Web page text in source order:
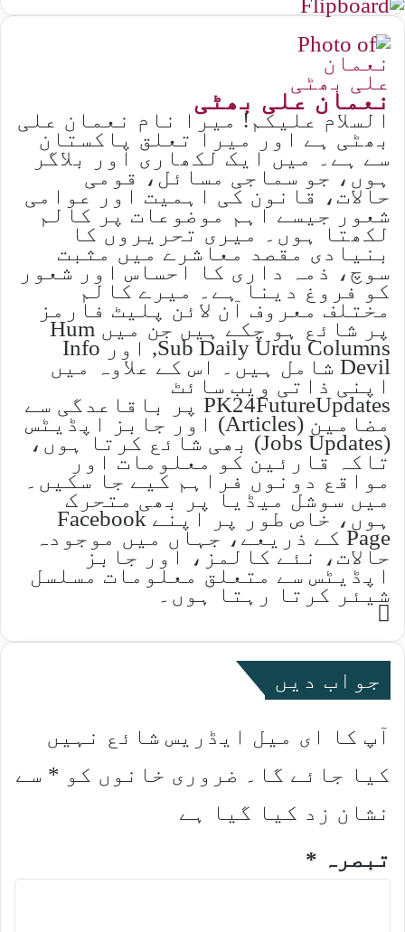
نعمان علی بھٹی
السلام علیکم! میرا نام نعمان علی
بھٹی ہے اور میرا تعلق پاکستان
سے ہے۔ میں ایک لکھاری اور بلاگر
ہوں، جو سماجی مسائل، قومی
حالات، قانون کی اہمیت اور عوامی
شعور جیسے اہم موضوعات پر کالم
لکھتا ہوں۔ میری تحریروں کا
بنیادی مقصد معاشرے میں مثبت
سوچ، ذمہ داری کا احساس اور شعور
کو فروغ دینا ہے۔ میرے کالم
مختلف معروف آن لائن پلیٹ فارمز
پر شائع ہو چکے ہیں جن میں Hum
Sub Daily Urdu Columns, اور Info
Devil شامل ہیں۔ اس کے علاوہ میں
اپنی ذاتی ویب سائٹ
PK24FutureUpdates پر باقاعدگی سے
مضامین (Articles) اور جابز اپڈیٹس
(Jobs Updates) بھی شائع کرتا ہوں،
تاکہ قارئین کو معلومات اور
مواقع دونوں فراہم کیے جا سکیں۔
میں سوشل میڈیا پر بھی متحرک
ہوں، خاص طور پر اپنے Facebook
Page کے ذریعے، جہاں میں موجودہ
حالات، نئے کالمز، اور جابز
اپڈیٹس سے متعلق معلومات مسلسل
شیئر کرتا رہتا ہوں۔
Website
جواب دیں
آپ کا ای میل ایڈریس شائع نہیں
کیا جائے گا۔
ضروری خانوں کو * سے
نشان زد کیا گیا ہے
تبصرہ *